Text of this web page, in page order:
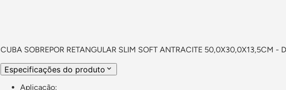
CUBA SOBREPOR RETANGULAR SLIM SOFT ANTRACITE 50,0X30,0X13,5CM -
Especificações do produto
Aplicação: